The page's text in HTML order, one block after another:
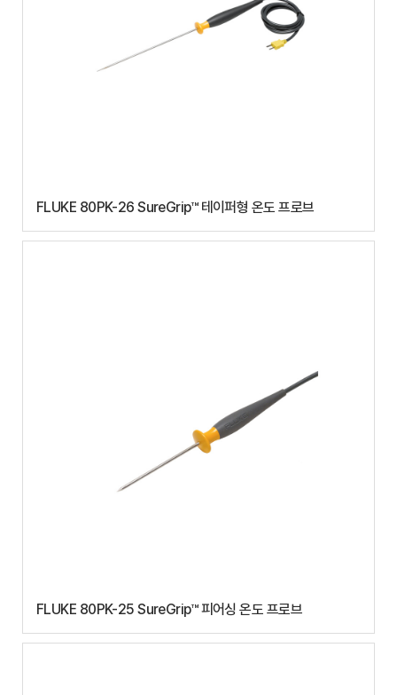
FLUKE 80PK-26 SureGrip™ 테이퍼형 온도 프로브
FLUKE 80PK-25 SureGrip™ 피어싱 온도 프로브